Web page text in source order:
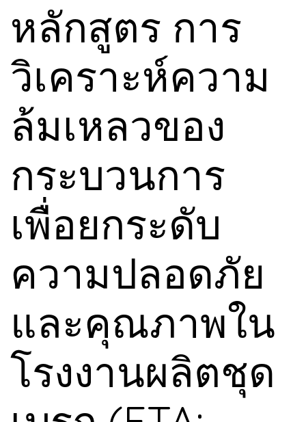
หลักสูตร การ
วิเคราะห์ความ
ล้มเหลวของ
กระบวนการ
เพื่อยกระดับ
ความปลอดภัย
และคุณภาพใน
โรงงานผลิตชุด